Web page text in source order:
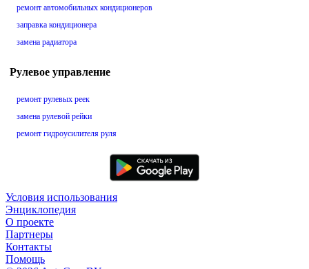
ремонт автомобильных кондиционеров
заправка кондиционера
замена радиатора
Рулевое управление
ремонт рулевых реек
замена рулевой рейки
ремонт гидроусилителя руля
Условия использования
Энциклопедия
О проекте
Партнеры
Контакты
Помощь